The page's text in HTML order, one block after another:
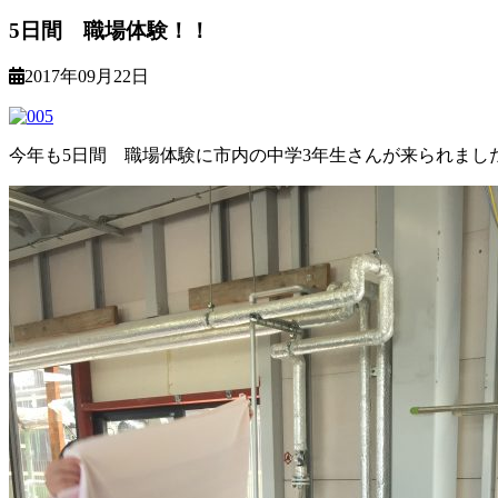
5日間 職場体験！！
2017年09月22日
今年も5日間 職場体験に市内の中学3年生さんが来られまし